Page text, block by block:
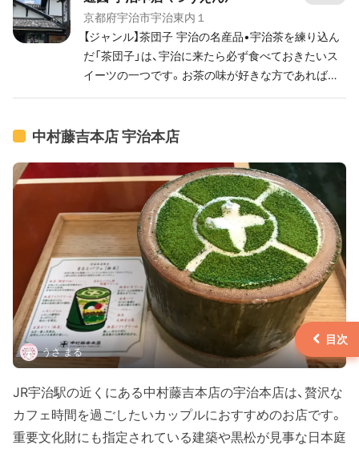
京都府宇治市宇治東内１
【ジャンル】茶団子 宇治の名産品•宇治茶を練り込ん
だ「茶団子」は、宇治に来たら必ず食べておきたいス
イーツの一つです。お茶の味が好きな方であれば美
す！宇治川を眺めながら食べることもでき、そのシチ
歴史のある老舗で、豊臣秀吉がお茶会の際に水汲み
を頼んだという当時の道具を見ることもできます。
お持ち帰りも可能であり、お土産用に買えば大好評
必至でしょう。
中村藤吉本店 宇治本店
うさ まる
JR宇治駅の近くにある中村藤吉本店の宇治本店は、贅沢な
カフェ時間を過ごしたいカップルにおすすめのお店です。
重要文化財にも指定されている建築や黒松が見事な日本庭